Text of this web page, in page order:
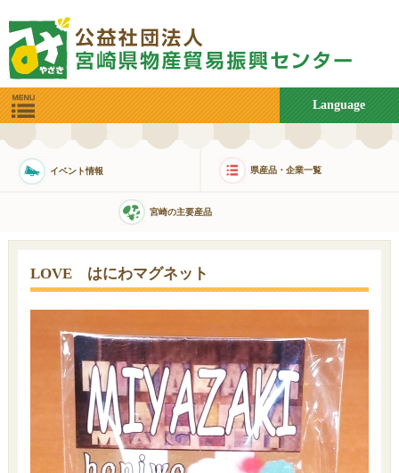
Language
イベント情報 県産品・企業一覧
宮崎の主要産品
LOVE はにわマグネット